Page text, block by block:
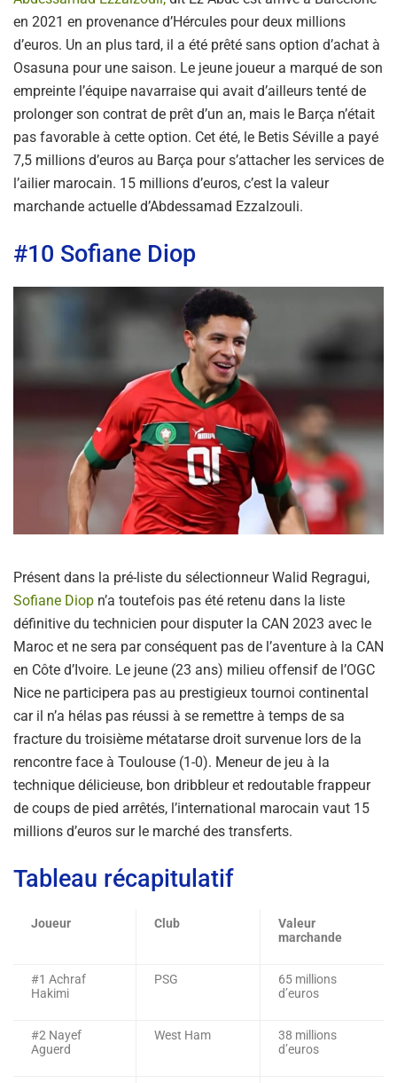
en 2021 en provenance d’Hércules pour deux millions
d’euros. Un an plus tard, il a été prêté sans option d’achat à
Osasuna pour une saison. Le jeune joueur a marqué de son
empreinte l’équipe navarraise qui avait d’ailleurs tenté de
prolonger son contrat de prêt d’un an, mais le Barça n’était
pas favorable à cette option. Cet été, le Betis Séville a payé
7,5 millions d’euros au Barça pour s’attacher les services de
l’ailier marocain. 15 millions d’euros, c’est la valeur
marchande actuelle d’Abdessamad Ezzalzouli.
#10 Sofiane Diop
Présent dans la pré-liste du sélectionneur Walid Regragui,
Sofiane Diop n’a toutefois pas été retenu dans la liste
définitive du technicien pour disputer la CAN 2023 avec le
Maroc et ne sera par conséquent pas de l’aventure à la CAN
en Côte d’Ivoire. Le jeune (23 ans) milieu offensif de l’OGC
Nice ne participera pas au prestigieux tournoi continental
car il n’a hélas pas réussi à se remettre à temps de sa
fracture du troisième métatarse droit survenue lors de la
rencontre face à Toulouse (1-0). Meneur de jeu à la
technique délicieuse, bon dribbleur et redoutable frappeur
de coups de pied arrêtés, l’international marocain vaut 15
millions d’euros sur le marché des transferts.
Tableau récapitulatif
Joueur Club
Valeur
marchande
#1 Achraf
Hakimi
PSG
65 millions
d’euros
#2 Nayef
Aguerd
West Ham
38 millions
d’euros